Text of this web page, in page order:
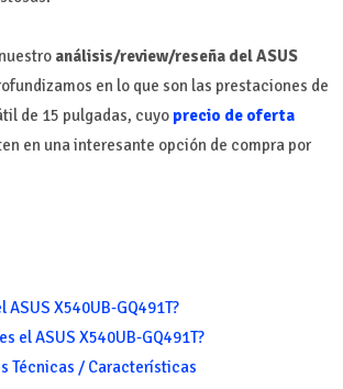
análisis/review/reseña del ASUS
en lo que son las prestaciones de
de 15 pulgadas, cuyo precio de oferta
en una interesante opción de compra por
ASUS X540UB-GQ491T?
el ASUS X540UB-GQ491T?
Técnicas / Características